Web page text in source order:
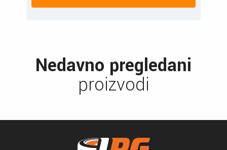
Nedavno pregledani
proizvodi